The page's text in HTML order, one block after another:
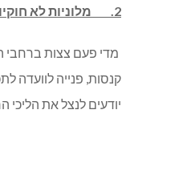
2. מלוניות לא חוקיות
מדי פעם צצות ברחבי
קנסות, פנייה לוועדה
יודעים לנצל את